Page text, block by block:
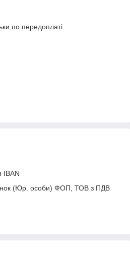
по передоплаті.
IBAN
(Юр. особи) ФОП, ТОВ з ПДВ